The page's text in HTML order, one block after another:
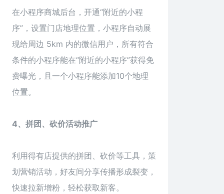
在小程序商城后台，开通“附近的小程
序”，设置门店地理位置，小程序自动展
现给周边 5km 内的微信用户，所有符合
条件的小程序能在“附近的小程序”获得免
费曝光，且一个小程序能添加10个地理
位置。
4、拼团、砍价活动推广
利用得有店提供的拼团、砍价等工具，策
划营销活动，好友间分享传播形成裂变，
快速拉新增粉，轻松获取新客。